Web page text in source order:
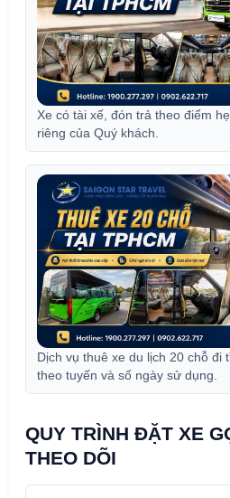
Xe có tài xế, đón trả theo điểm
riêng của Quý khách.
Dịch vụ thuê xe du lịch 20 chỗ đi
theo tuyến và số ngày sử dụng.
QUY TRÌNH ĐẶT XE
THEO DÕI